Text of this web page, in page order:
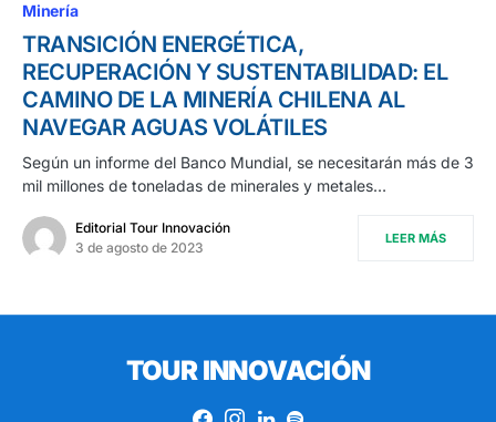
Minería
TRANSICIÓN ENERGÉTICA,
RECUPERACIÓN Y SUSTENTABILIDAD: EL
CAMINO DE LA MINERÍA CHILENA AL
NAVEGAR AGUAS VOLÁTILES
Según un informe del Banco Mundial, se necesitarán más de 3
mil millones de toneladas de minerales y metales…
Editorial Tour Innovación
3 de agosto de 2023
LEER MÁS
TOUR INNOVACIÓN